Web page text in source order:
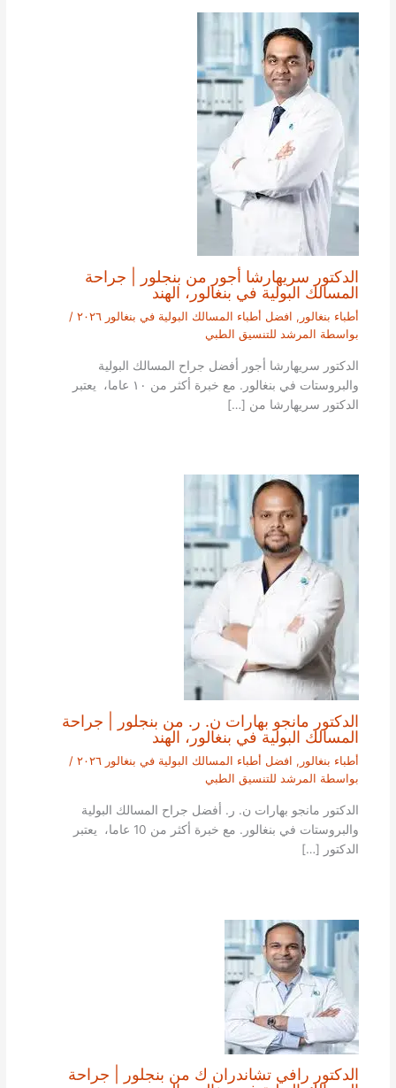
الدكتور سريهارشا أجور من بنجلور | جراحة
المسالك البولية في بنغالور، الهند
أطباء بنغالور , افضل أطباء المسالك البولية في بنغالور ٢٠٢٦
/
بواسطة المرشد للتنسيق الطبي
الدكتور سريهارشا أجور أفضل جراح المسالك البولية
والبروستات في بنغالور. مع خبرة أكثر من ١٠ عاما، يعتبر
الدكتور سريهارشا من […]
الدكتور مانجو بهارات ن. ر. من بنجلور | جراحة
المسالك البولية في بنغالور، الهند
أطباء بنغالور , افضل أطباء المسالك البولية في بنغالور ٢٠٢٦
/
بواسطة المرشد للتنسيق الطبي
الدكتور مانجو بهارات ن. ر. أفضل جراح المسالك البولية
والبروستات في بنغالور. مع خبرة أكثر من 10 عاما، يعتبر
الدكتور […]
الدكتور رافي تشاندران ك من بنجلور | جراحة